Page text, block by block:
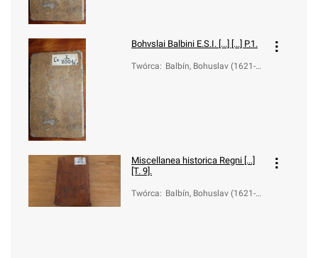
Bohvslai Balbini E.S.I. [...] [...] P.1.
Twórca: Balbín, Bohuslav (1621-1
Miscellanea historica Regni [...]
[T. 9].
Twórca: Balbín, Bohuslav (1621-1